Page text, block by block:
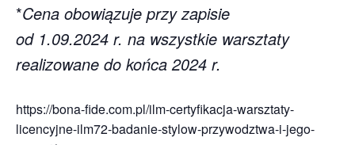
*Cena obowiązuje przy zapisie
od 1.09.2024 r. na wszystkie warsztaty
realizowane do końca 2024 r.
https://bona-fide.com.pl/ilm-certyfikacja-warsztaty-
licencyjne-ilm72-badanie-stylow-przywodztwa-i-jego-